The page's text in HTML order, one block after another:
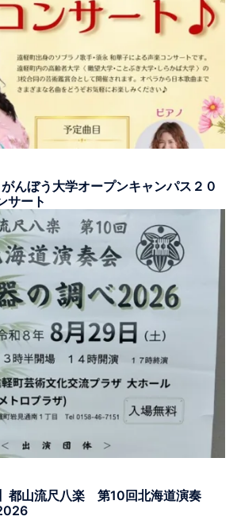
んぼう大学オープンキャンパス２０
サート
都山流尺八楽 第10回北海道演奏